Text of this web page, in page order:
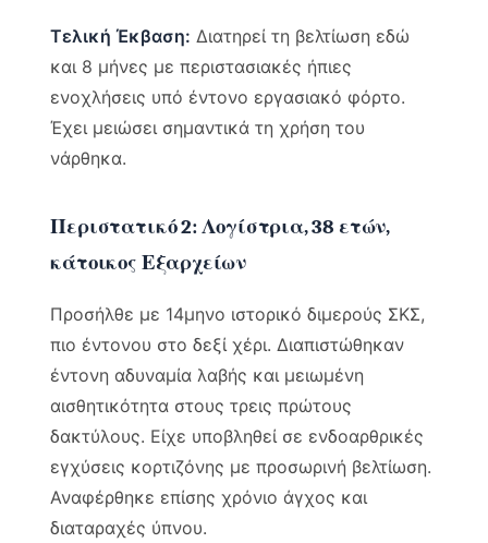
Τελική Έκβαση: Διατηρεί τη βελτίωση εδώ
και 8 μήνες με περιστασιακές ήπιες
ενοχλήσεις υπό έντονο εργασιακό φόρτο.
Έχει μειώσει σημαντικά τη χρήση του
νάρθηκα.
Περιστατικό 2: Λογίστρια, 38 ετών,
κάτοικος Εξαρχείων
Προσήλθε με 14μηνο ιστορικό διμερούς ΣΚΣ,
πιο έντονου στο δεξί χέρι. Διαπιστώθηκαν
έντονη αδυναμία λαβής και μειωμένη
αισθητικότητα στους τρεις πρώτους
δακτύλους. Είχε υποβληθεί σε ενδοαρθρικές
εγχύσεις κορτιζόνης με προσωρινή βελτίωση.
Αναφέρθηκε επίσης χρόνιο άγχος και
διαταραχές ύπνου.